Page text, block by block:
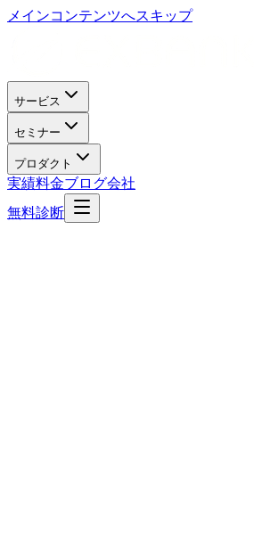
メインコンテンツへスキップ
サービス
セミナー
プロダクト
実績料金ブログ会社
無料診断